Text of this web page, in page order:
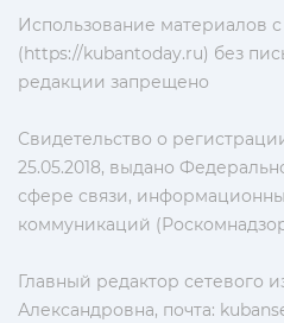
Использование материалов
(https://kubantoday.ru) без
редакции запрещено
Свидетельство о
25.05.2018, выдано
сфере связи,
коммуникаций
Главный редактор сетевого
Александровна, почта: